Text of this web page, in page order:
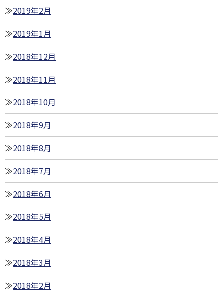
2019年2月
2019年1月
2018年12月
2018年11月
2018年10月
2018年9月
2018年8月
2018年7月
2018年6月
2018年5月
2018年4月
2018年3月
2018年2月